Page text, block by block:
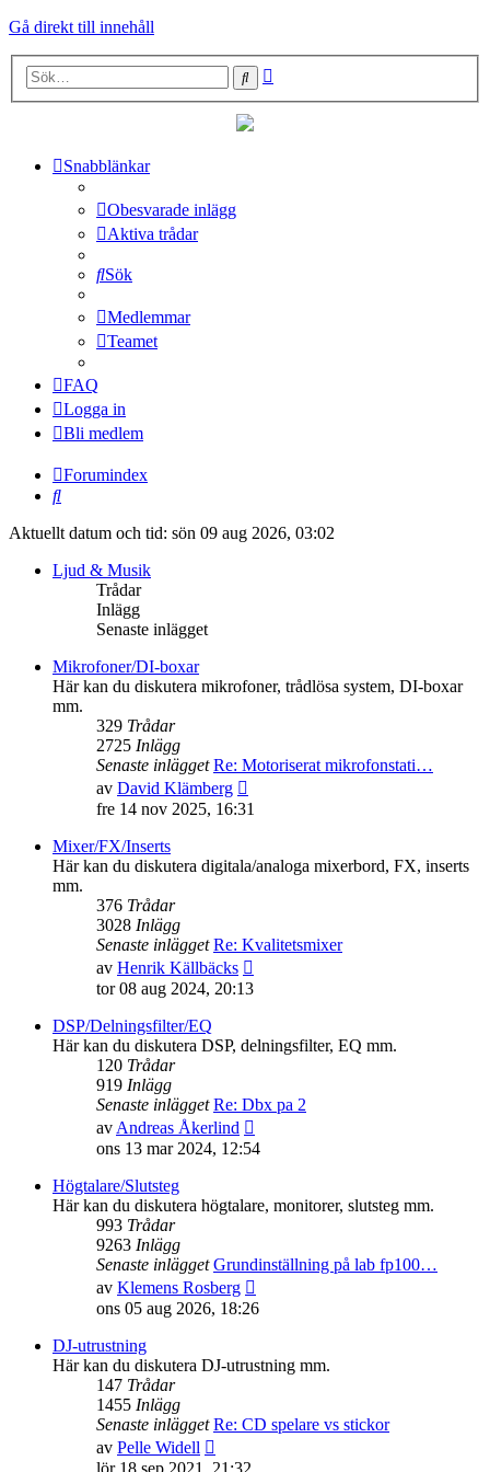
Gå direkt till innehåll
Sök
Snabblänkar
Obesvarade inlägg
Aktiva trådar
Sök
Medlemmar
Teamet
FAQ
Logga in
Bli medlem
Forumindex
Sök
Aktuellt datum och tid: sön 09 aug 2026, 03:02
Ljud & Musik
Trådar
Inlägg
Senaste inlägget
Mikrofoner/DI-boxar
Här kan du diskutera mikrofoner, trådlösa system, DI-boxar
mm.
329 Trådar
2725 Inlägg
Senaste inlägget Re: Motoriserat mikrofonstati…
av David Klämberg
till
inlägget
fre 14 nov 2025, 16:31
Mixer/FX/Inserts
Här kan du diskutera digitala/analoga mixerbord, FX, inserts
mm.
376 Trådar
3028 Inlägg
Senaste inlägget Re: Kvalitetsmixer
av Henrik Källbäcks
inlägget
tor 08 aug 2024, 20:13
DSP/Delningsfilter/EQ
Här kan du diskutera DSP, delningsfilter, EQ mm.
120 Trådar
919 Inlägg
Senaste inlägget Re: Dbx pa 2
av Andreas Åkerlind
till
inlägget
ons 13 mar 2024, 12:54
Högtalare/Slutsteg
Här kan du diskutera högtalare, monitorer, slutsteg mm.
993 Trådar
9263 Inlägg
Senaste inlägget Grundinställning på lab fp100…
av Klemens Rosberg
till
inlägget
ons 05 aug 2026, 18:26
DJ-utrustning
Här kan du diskutera DJ-utrustning mm.
147 Trådar
1455 Inlägg
Senaste inlägget Re: CD spelare vs stickor
av Pelle Widell
till
lör 18 sep 2021, 21:32